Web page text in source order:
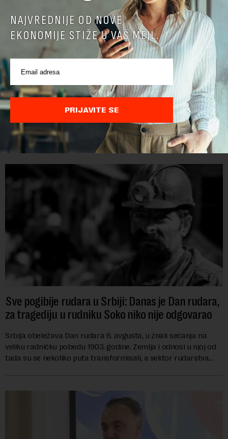
Papua Nova Gvineja potvrdila učešće na Ekspo
2027
Papua Nova Gvineja jedna je od 141 međunarodne učesnice
koje su do sada potvrdile učešće na specijalizovanoj
međunarodnoj izložbi "Ekspu 2027" Beograd, gde će predstaviti
i kao državu sa najvećom jezičkom ra...
Sve pogibije rudara u Srbiji: Danas je Dan rudara,
za tragediju u rudniku Soko niko nije odgovarao
Srbija obeležava Dan rudara 6. avgusta, u znak sećanja na
veliku radničku pobedu 1903. godine. Zemlja i odnosi u njoj od
tada su se nekoliko puta transformisali, a sektor rudarstva
NAJVREDNIJE OD NOVE
EKONOMIJE STIŽE U VAŠ MEJL.
PRIJAVITE SE